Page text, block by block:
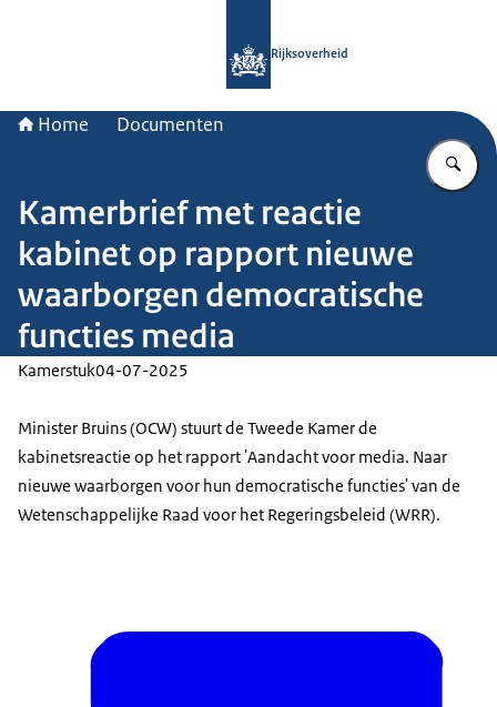
Rijksoverheid
Home Documenten
Kamerbrief met reactie
kabinet op rapport nieuwe
waarborgen democratische
functies media
Kamerstuk04-07-2025
Minister Bruins (OCW) stuurt de Tweede Kamer de
kabinetsreactie op het rapport 'Aandacht voor media. Naar
nieuwe waarborgen voor hun democratische functies' van de
Wetenschappelijke Raad voor het Regeringsbeleid (WRR).